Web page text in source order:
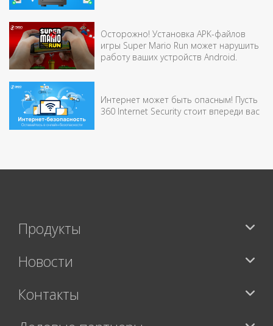
Осторожно! Установка APK-файлов
игры Super Mario Run может нарушить
работу ваших устройств Android.
Интернет может быть опасным! Пусть
360 Internet Security стоит впереди вас
Продукты
Новости
Контакты